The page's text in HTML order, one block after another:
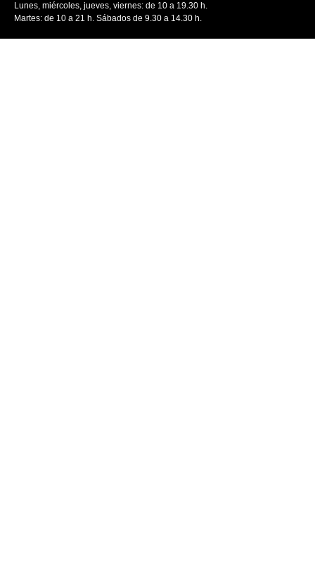
Lunes, miércoles, jueves, viernes: de 10 a 19.30 h.
Martes: de 10 a 21 h. Sábados de 9.30 a 14.30 h.